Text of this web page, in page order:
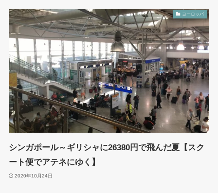
ヨーロッパ
シンガポール～ギリシャに26380円で飛んだ夏【スク
ート便でアテネにゆく】
2020年10月24日